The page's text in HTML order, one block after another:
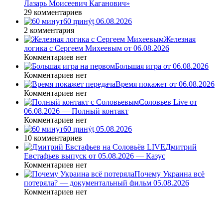
Лазарь Моисеевич Каганович»
29 комментариев
60 ṃинẏƫ 06.08.2026
2 комментария
Железная
логика с Сергеем Михеевым от 06.08.2026
Комментариев нет
Большая игра от 06.08.2026
Комментариев нет
Время покажет от 06.08.2026
Комментариев нет
Соловьев Live от
06.08.2026 — Полный контакт
Комментариев нет
60 ṃинẏƫ 05.08.2026
10 комментариев
Дмитрий
Евстафьев выпуск от 05.08.2026 — Казус
Комментариев нет
Почему Украина всё
потеряла? — документальный фильм 05.08.2026
Комментариев нет